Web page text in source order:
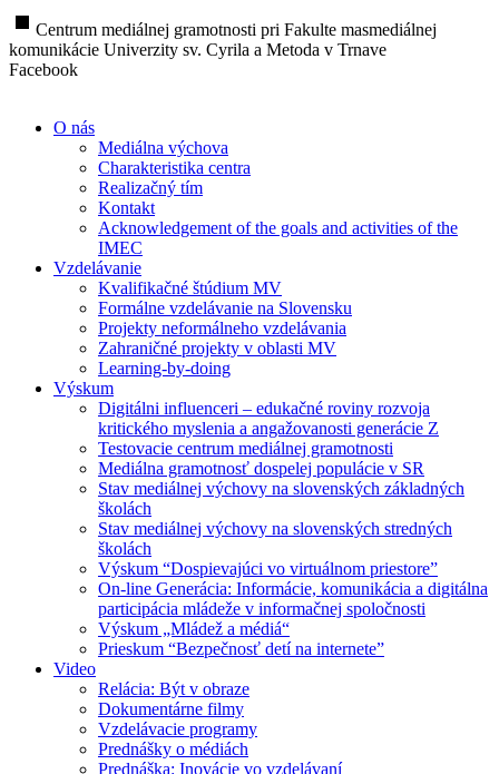
stop Centrum mediálnej gramotnosti pri Fakulte masmediálnej
komunikácie Univerzity sv. Cyrila a Metoda v Trnave
Facebook
O nás
Mediálna výchova
Charakteristika centra
Realizačný tím
Kontakt
Acknowledgement of the goals and activities of the
IMEC
Vzdelávanie
Kvalifikačné štúdium MV
Formálne vzdelávanie na Slovensku
Projekty neformálneho vzdelávania
Zahraničné projekty v oblasti MV
Learning-by-doing
Výskum
Digitálni influenceri – edukačné roviny rozvoja
kritického myslenia a angažovanosti generácie Z
Testovacie centrum mediálnej gramotnosti
Mediálna gramotnosť dospelej populácie v SR
Stav mediálnej výchovy na slovenských základných
školách
Stav mediálnej výchovy na slovenských stredných
školách
Výskum “Dospievajúci vo virtuálnom priestore”
On-line Generácia: Informácie, komunikácia a digitálna
participácia mládeže v informačnej spoločnosti
Výskum „Mládež a médiá“
Prieskum “Bezpečnosť detí na internete”
Video
Relácia: Být v obraze
Dokumentárne filmy
Vzdelávacie programy
Prednášky o médiách
Prednáška: Inovácie vo vzdelávaní